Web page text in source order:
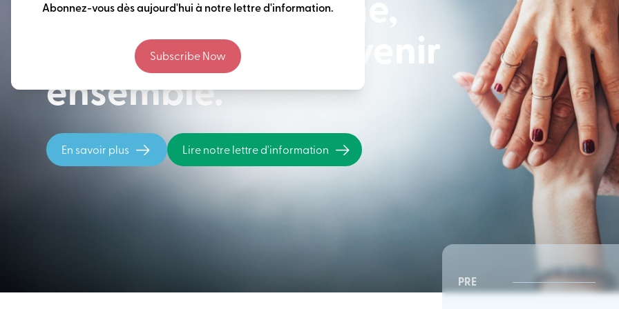
Abonnez-vous dès aujourd'hui à notre lettre d'information.
Subscribe Now
Penser à long terme,
construire notre avenir
ensemble.
En savoir plus Lire notre lettre d'information
PRE
CSR Sud-Est | Conseil